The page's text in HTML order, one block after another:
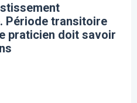
Période transitoire
praticien doit savoir